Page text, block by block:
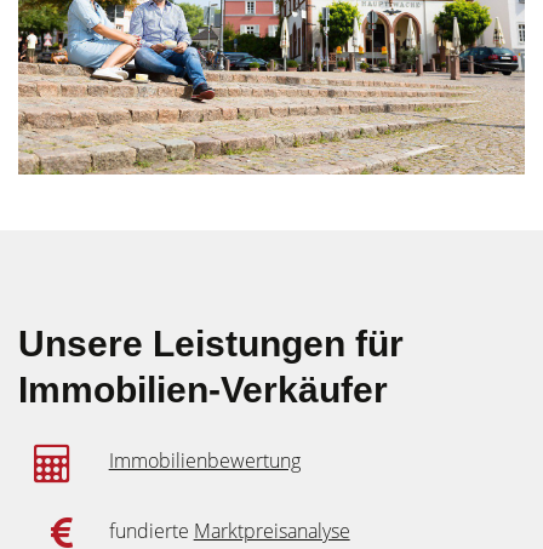
Unsere Leistungen für
Immobilien-Verkäufer
Immobilienbewertung
fundierte Marktpreisanalyse